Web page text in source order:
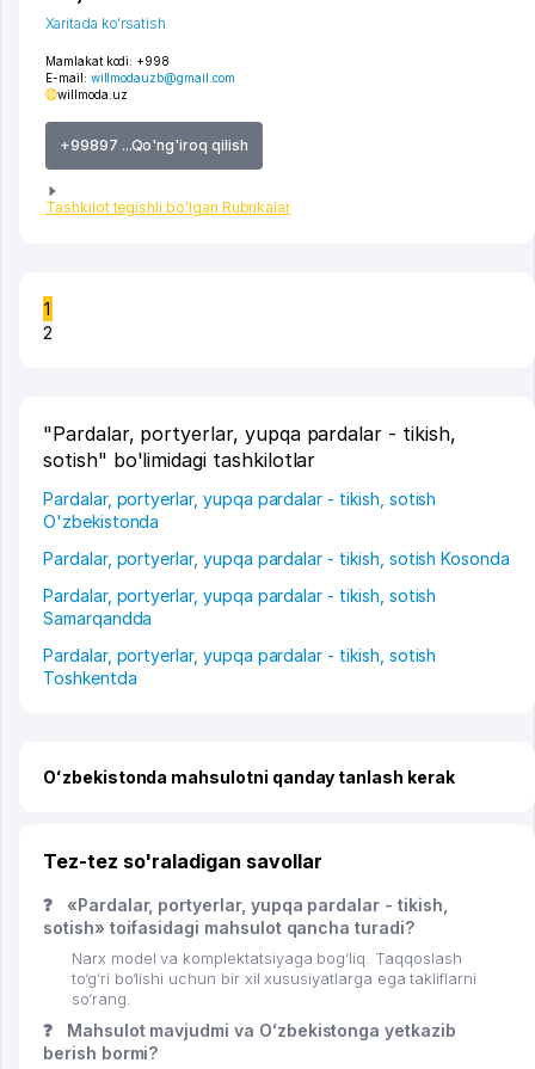
Mamlakat kodi: +998
E-mail: willmodauzb@gmail.com
willmoda.uz
+99897 ...Qo'ng'iroq qilish
Tashkilot tegishli bo'lgan Rubrikalar
Xaritada ko'rsatish
1
2
"Pardalar, portyerlar, yupqa pardalar - tikish,
sotish" bo'limidagi tashkilotlar
Pardalar, portyerlar, yupqa pardalar - tikish, sotish
O'zbekistonda
Pardalar, portyerlar, yupqa pardalar - tikish, sotish Kosonda
Pardalar, portyerlar, yupqa pardalar - tikish, sotish
Samarqandda
Pardalar, portyerlar, yupqa pardalar - tikish, sotish
Toshkentda
Oʻzbekistonda mahsulotni qanday tanlash kerak
Tez-tez so'raladigan savollar
❓
«Pardalar, portyerlar, yupqa pardalar - tikish,
sotish» toifasidagi mahsulot qancha turadi?
Narx model va komplektatsiyaga bog‘liq. Taqqoslash
to‘g‘ri bo‘lishi uchun bir xil xususiyatlarga ega takliflarni
so‘rang.
❓
Mahsulot mavjudmi va Oʻzbekistonga yetkazib
berish bormi?